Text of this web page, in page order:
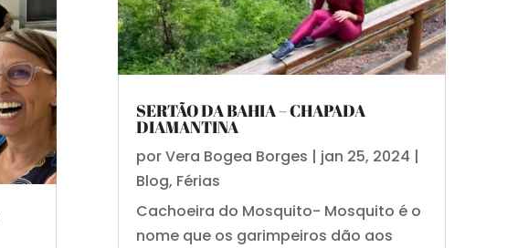
SERTÃO DA BAHIA – CHAPADA
DIAMANTINA
porVera Bogea Borges | jan 25, 2024 |
Blog, Férias
Cachoeira do Mosquito- Mosquito é o
nome que os garimpeiros dão aos